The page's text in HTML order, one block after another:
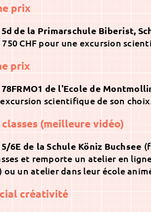
prix
de la Primarschule Biberist,
CHF pour une excursion
prix
de l'Ecole de
scientifique de son
(meilleure vidéo)
6E de la Schule Köniz Buchsee
et remporte un atelier en
ou un atelier dans leur école
créativité